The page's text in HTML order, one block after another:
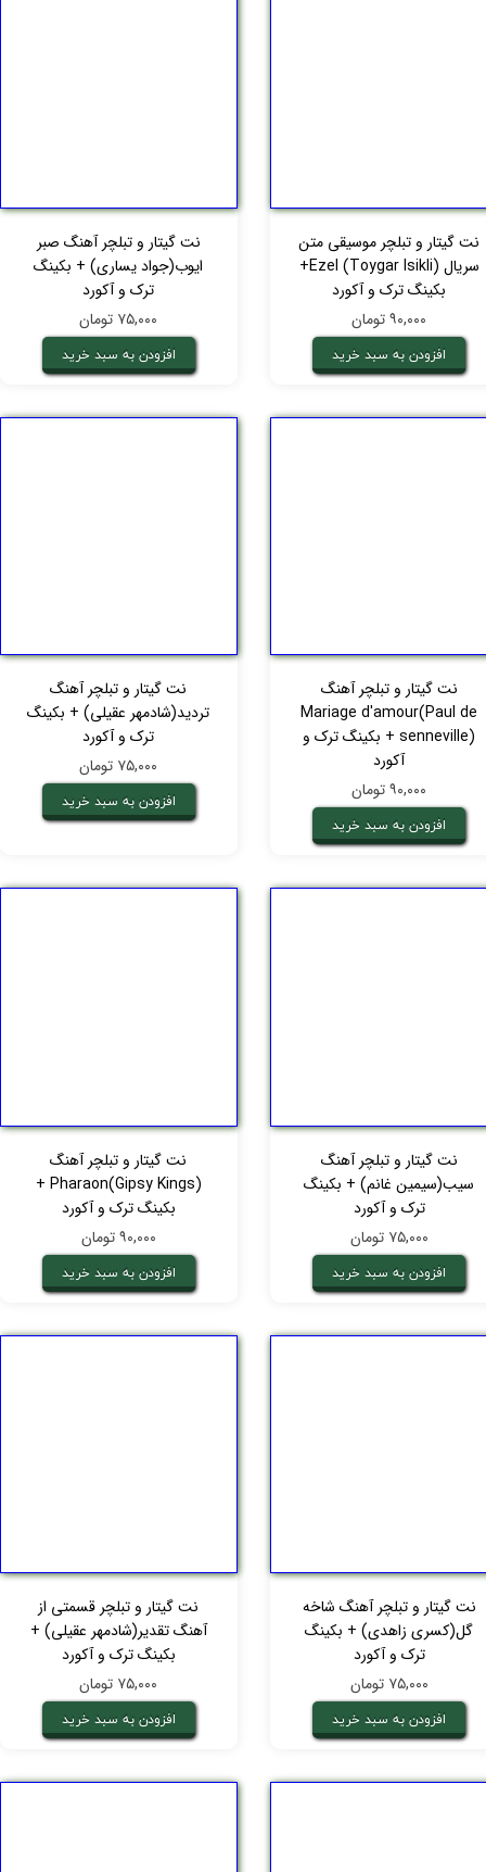
نت گیتار و تبلچر موسیقی متن
سریال Ezel (Toygar Isikli)+
بکینگ ترک و آکورد
۹۰,۰۰۰ تومان
افزودن به سبد خرید
نت گیتار و تبلچر آهنگ صبر
ایوب(جواد یساری) + بکینگ
ترک و آکورد
۷۵,۰۰۰ تومان
افزودن به سبد خرید
نت گیتار و تبلچر آهنگ
Mariage d'amour(Paul de
senneville) + بکینگ ترک و
آکورد
۹۰,۰۰۰ تومان
افزودن به سبد خرید
نت گیتار و تبلچر آهنگ
تردید(شادمهر عقیلی) + بکینگ
ترک و آکورد
۷۵,۰۰۰ تومان
افزودن به سبد خرید
نت گیتار و تبلچر آهنگ
سیب(سیمین غانم) + بکینگ
ترک و آکورد
۷۵,۰۰۰ تومان
افزودن به سبد خرید
نت گیتار و تبلچر آهنگ
Pharaon(Gipsy Kings) +
بکینگ ترک و آکورد
۹۰,۰۰۰ تومان
افزودن به سبد خرید
نت گیتار و تبلچر آهنگ شاخه
گل(کسری زاهدی) + بکینگ
ترک و آکورد
۷۵,۰۰۰ تومان
افزودن به سبد خرید
نت گیتار و تبلچر قسمتی از
آهنگ تقدیر(شادمهر عقیلی) +
بکینگ ترک و آکورد
۷۵,۰۰۰ تومان
افزودن به سبد خرید